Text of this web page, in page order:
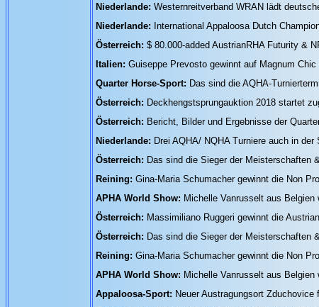
Niederlande: Westernreitverband WRAN lädt
Niederlande: International Appaloosa Dutch
Österreich: $ 80.000-added AustrianRHA Futurity &
Italien: Guiseppe Prevosto gewinnt auf Magnum
Quarter Horse-Sport: Das sind die AQHA-
Österreich: Deckhengstsprungauktion 2018 startet
Österreich: Bericht, Bil der und Ergebnisse der
Niederlande: Drei AQHA/ NQHA Turniere auch in
Österreich: Das sind die Sieger der Meisterschaften
Reining: Gina-Maria Schumacher gewinnt die Non
APHA World Show: Michelle Vanrusselt aus
Österreich: Massimiliano Ruggeri gewinnt die
Österreich: Das sind die Sieger der Meisterschaften
Reining: Gina-Maria Schumacher gewinnt die Non
APHA World Show: Michelle Vanrusselt aus
Appaloosa-Sport: Neuer Austragungsort